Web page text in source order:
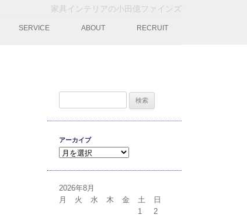
家具インテリアの小田億ファインズ
SERVICE ABOUT RECRUIT
アーカイブ
アーカイブ
2026年8月
月
火 水 木 金 土 日
1
2